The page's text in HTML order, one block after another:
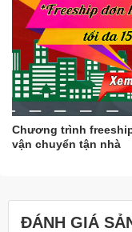
Chương trình
vận chuyển tận nhà
ĐÁNH GIÁ